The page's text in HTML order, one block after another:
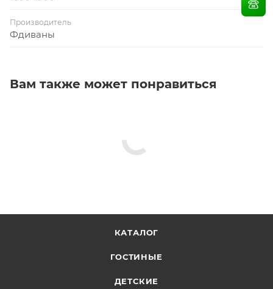
Производитель
Фдиваны
Вам также может понравиться
КАТАЛОГ
ГОСТИНЫЕ
ДЕТСКИЕ